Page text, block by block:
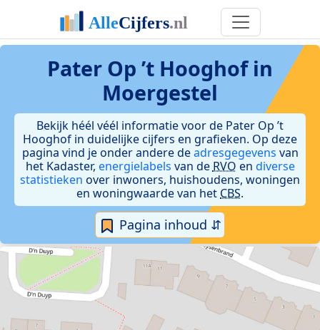
Pater Op ’t Hooghof in
Moergestel
Bekijk héél véél informatie voor de Pater Op ’t
Hooghof in duidelijke cijfers en grafieken. Op deze
pagina vind je onder andere deadresgegevens van
het Kadaster, energielabels van de RVO en diverse
statistieken over inwoners, huishoudens, woningen
en woningwaarde van het CBS.
Pagina inhoud ⇵